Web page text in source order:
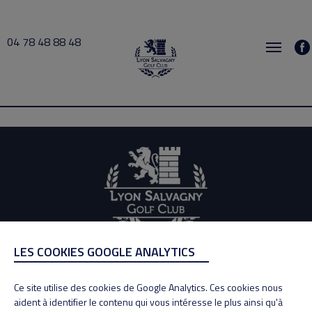
04 78 48 88 48
GAGNAIRE 2026-06-29 15:30 → 2026-06-29 16:00
ADRESSE
69890 La Tour de Salvagny
Tél : 04 78 48 88 48
LES COOKIES GOOGLE ANALYTICS
Ce site utilise des cookies de Google Analytics. Ces cookies nous
aident à identifier le contenu qui vous intéresse le plus ainsi qu'à